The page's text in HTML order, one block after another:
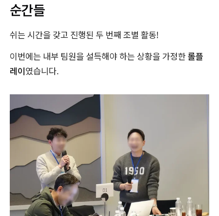
순간들
쉬는 시간을 갖고 진행된 두 번째 조별 활동!
이번에는 내부 팀원을 설득해야 하는 상황을 가정한롤플
레이였습니다.